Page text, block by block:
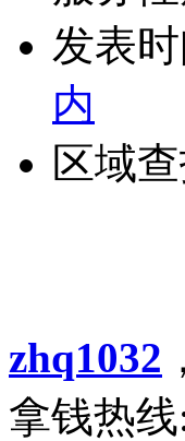
发表时
内
区域查
zhq1032 ，
拿钱热